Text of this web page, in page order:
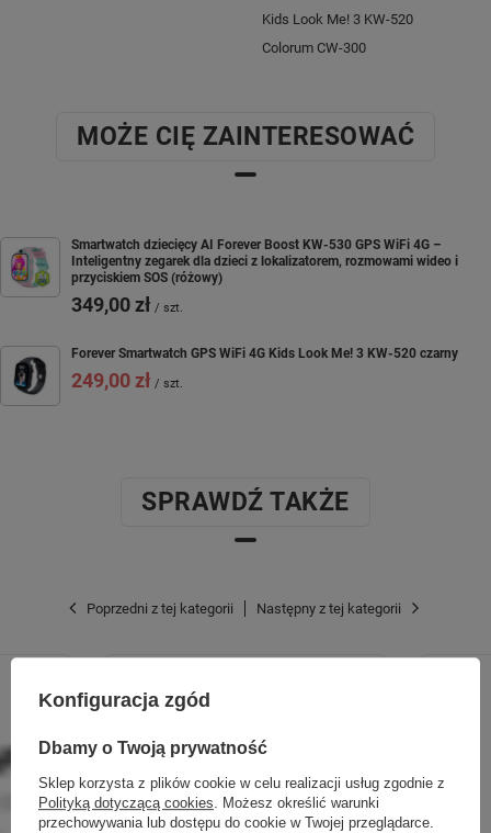
Kids Look Me! 3 KW-520
Colorum CW-300
MOŻE CIĘ ZAINTERESOWAĆ
Smartwatch dziecięcy AI Forever Boost KW-530 GPS WiFi 4G –
Inteligentny zegarek dla dzieci z lokalizatorem, rozmowami wideo i
przyciskiem SOS (różowy)
349,00 zł / szt.
Forever Smartwatch GPS WiFi 4G Kids Look Me! 3 KW-520 czarny
249,00 zł / szt.
SPRAWDŹ TAKŻE
Poprzedni z tej kategorii Następny z tej kategorii
Konfiguracja zgód
Dbamy o Twoją prywatność
Sklep korzysta z plików cookie w celu realizacji usług zgodnie z
Polityką dotyczącą cookies . Możesz określić warunki
przechowywania lub dostępu do cookie w Twojej przeglądarce.